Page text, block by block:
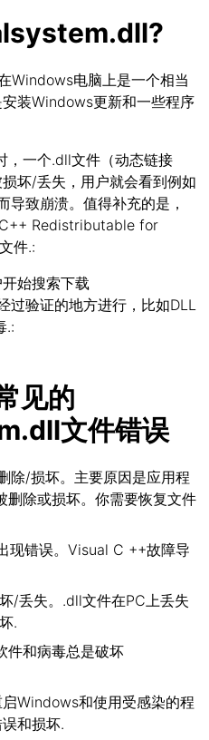
Windows电脑上是一个相当
装Windows更新和一些程序
，一个.dll文件（动态链接
坏/丢失，用户就会看到例如
致崩溃。值得补充的是，
Redistributable for
件.:
始搜索下载
验证的地方进行，比如DLL
.:
见的
文件错误
除/损坏。主要原因是应用程
删除或损坏。你需要恢复文件
错误。Visual C ++故障导
/丢失。.dll文件在PC上丢失
.
件和病毒总是破坏
Windows和使用受感染的程
和损坏.